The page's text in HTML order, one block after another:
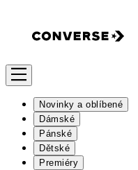
Novinky a oblíbené
Dámské
Pánské
Dětské
Premiéry